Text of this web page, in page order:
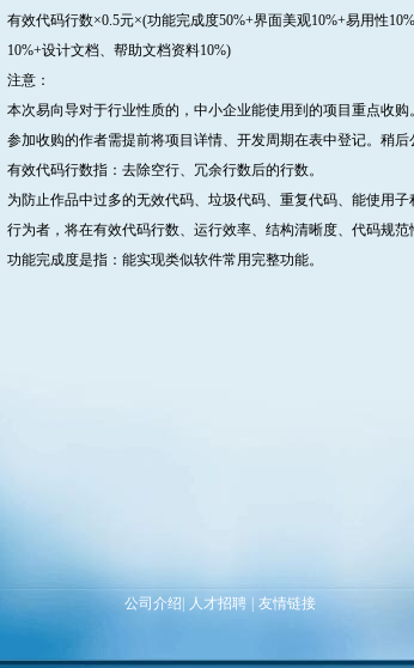
有效代码行数×0.5元×(功能完成度50%+界面美观10%+易用性
10%+设计文档、帮助文档资料10%)
注意：
本次易向导对于行业性质的，中小企业能使用到的项目重点收购。
参加收购的作者需提前将项目详情、开发周期在表中登记。稍后
有效代码行数指：去除空行、冗余行数后的行数。
为防止作品中过多的无效代码、垃圾代码、重复代码、能使用
行为者，将在有效代码行数、运行效率、结构清晰度、代码规范
功能完成度是指：能实现类似软件常用完整功能。
公司介绍 人才招聘 友情链接